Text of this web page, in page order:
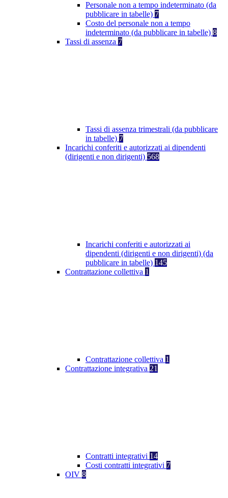
Personale non a tempo indeterminato (da
pubblicare in tabelle) 7
Costo del personale non a tempo
indeterminato (da pubblicare in tabelle) 8
Tassi di assenza 7
Tassi di assenza trimestrali (da pubblicare
in tabelle) 7
Incarichi conferiti e autorizzati ai dipendenti
(dirigenti e non dirigenti) 568
Incarichi conferiti e autorizzati ai
dipendenti (dirigenti e non dirigenti) (da
pubblicare in tabelle) 145
Contrattazione collettiva 1
Contrattazione collettiva 1
Contrattazione integrativa 21
Contratti integrativi 14
Costi contratti integrativi 7
OIV 8